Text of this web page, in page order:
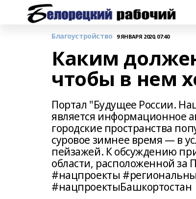
Благоустройство 9 ЯНВАРЯ 2020, 07:40
Каким
чтобы в нем
Портал "Будущее России.
является информационное
городские пространства
суровое зимнее время — в
пейзажей. К обсуждению
области, расположенной
#нацпроекты
#нацпроектыБашкортостан